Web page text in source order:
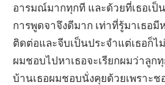
อารมณ์มากทุกที และด้วยที่เธอเป็
การพูดจาจึงดีมาก เท่าที่รู้มาเธอ
ติดต่อและจีบเป็นประจำแต่เธอก็ไ
ผมชอบไปหาเธอจะเรียกผมว่าลูก
บ้านเธอผมชอบนั่งคุยด้วยเพราะ